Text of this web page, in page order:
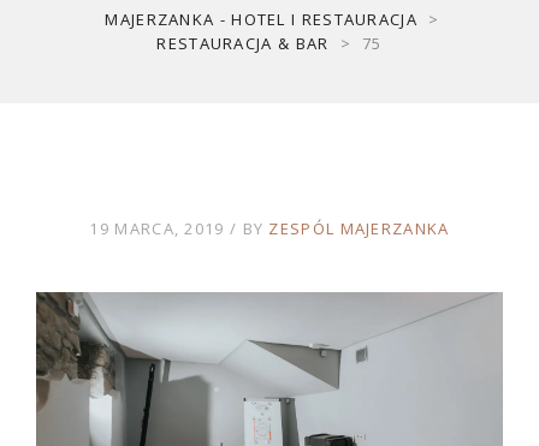
MAJERZANKA - HOTEL I RESTAURACJA
>
RESTAURACJA & BAR
> 75
19 MARCA, 2019 BY ZESPÓL MAJERZANKA